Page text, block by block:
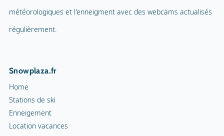
météorologiques et l'enneigment avec des webcams actualisés
régulièrement.
Snowplaza.fr
Home
Stations de ski
Enneigement
Location vacances